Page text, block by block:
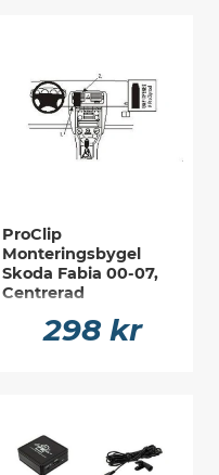
ProClip
Monteringsbygel
Skoda Fabia 00-07,
Centrerad
298 kr